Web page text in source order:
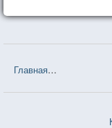
Главная